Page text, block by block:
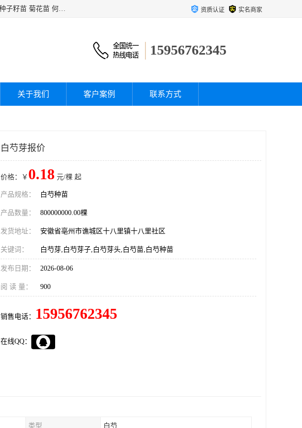
白芍种子籽苗 白芍芽头 芍药种子籽苗 芍药芽头 赤芍种子籽苗 牡丹皮种子籽苗 白芷种子 丹参种子籽苗 射干种子籽苗 菊花苗 何乌苗 蒲公英种子 桔梗种子籽苗 生地黄芽苗 玄参芽苗 元参芽苗 黑参芽苗 紫苑芽 紫菀苗 板蓝根种子 板兰根籽 大青叶种子 大青根种苗 防风种子 夏枯草种子 夏枯球籽 知母种子籽苗 白术种子 白术籽苗 薄荷种子籽苗 红花种子籽油 资质认证 实名商家
15956762345
关于我们 客户案例 联系方式
白芍芽报价
价格：￥ 0.18 元/棵 起
产品规格： 白芍种苗
产品数量： 800000000.00棵
发货地址： 安徽省亳州市谯城区十八里镇十八里社区
关键词： 白芍芽,白芍芽子,白芍芽头,白芍苗,白芍种苗
发布日期： 2026-08-06
阅 读 量： 900
销售电话： 15956762345
在线QQ：
类型 白芍